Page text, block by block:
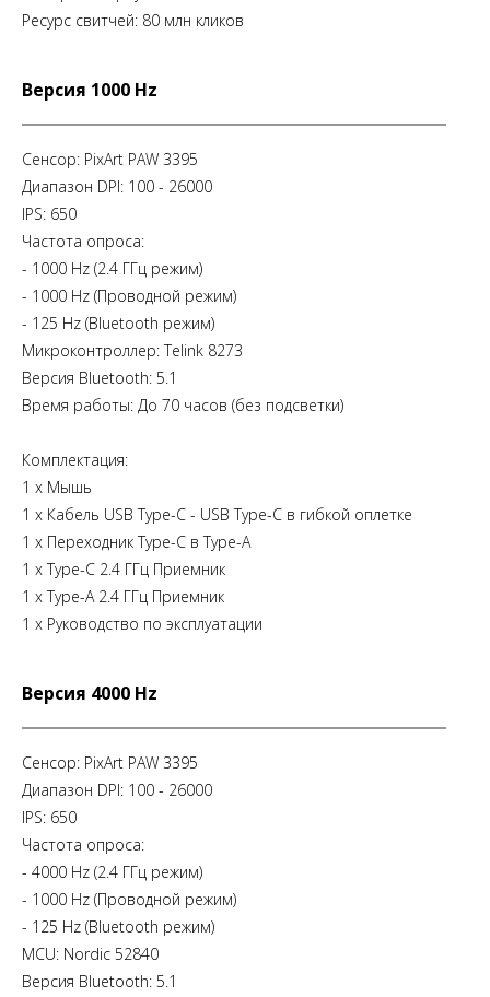
Ресурс свитчей: 80 млн кликов
Версия 1000 Hz
Сенсор: PixArt PAW 3395
Диапазон DPI: 100 - 26000
IPS: 650
Частота опроса:
- 1000 Hz (2.4 ГГц режим)
- 1000 Hz (Проводной режим)
- 125 Hz (Bluetooth режим)
Микроконтроллер: Telink 8273
Версия Bluetooth: 5.1
Время работы: До 70 часов (без подсветки)
Комплектация:
1 х Мышь
1 х Кабель USB Type-C - USB Type-C в гибкой оплетке
1 х Переходник Type-C в Type-A
1 х Type-C 2.4 ГГц Приемник
1 х Type-A 2.4 ГГц Приемник
1 х Руководство по эксплуатации
Версия 4000 Hz
Сенсор: PixArt PAW 3395
Диапазон DPI: 100 - 26000
IPS: 650
Частота опроса:
- 4000 Hz (2.4 ГГц режим)
- 1000 Hz (Проводной режим)
- 125 Hz (Bluetooth режим)
MCU: Nordic 52840
Версия Bluetooth: 5.1